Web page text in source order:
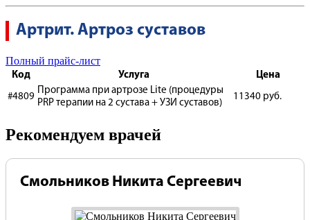
Артрит. Артроз суставов
Полный прайс-лист
Код Услуга Цена
#4809
Программа при артрозе Lite (процедуры
PRP терапии на 2 сустава + УЗИ суставов)
11340 руб.
Рекомендуем врачей
Смольников Никита Сергеевич